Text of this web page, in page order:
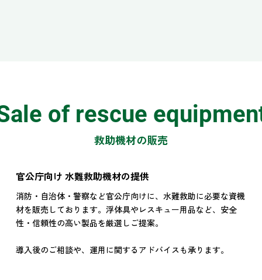
of rescue
救助機材の販売
官公庁向け 水難救助機材の提供
消防・自治体・警察など官公庁向けに、水難救助に必要な資機
材を販売しております。浮体具やレスキュー用品など、安全
性・信頼性の高い製品を厳選しご提案。
導入後のご相談や、運用に関するアドバイスも承ります。